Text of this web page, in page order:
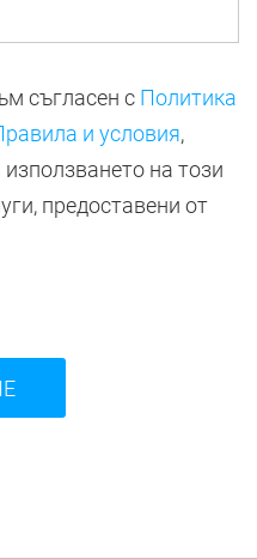
съгласен с Политика
и условия,
на този
предоставени от